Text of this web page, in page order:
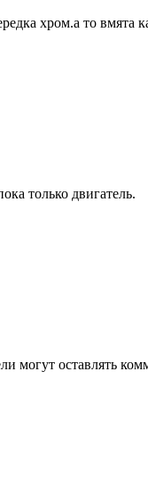
хром.а то вмята
только двигатель.
могут оставлять